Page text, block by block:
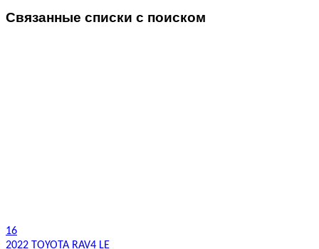
Связанные списки с поиском
16
2022 TOYOTA RAV4 LE